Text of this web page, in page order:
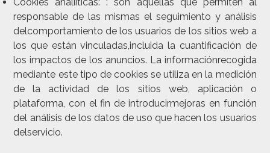
responsable de las mismas el seguimiento y análisis
delcomportamiento de los usuarios de los sitios web a
los que están vinculadas,incluida la cuantificación de
los impactos de los anuncios. La informaciónrecogida
mediante este tipo de cookies se utiliza en la medición
de la actividad de los sitios web, aplicación o
plataforma, con el fin de introducirmejoras en función
del análisis de los datos de uso que hacen los usuarios
delservicio.